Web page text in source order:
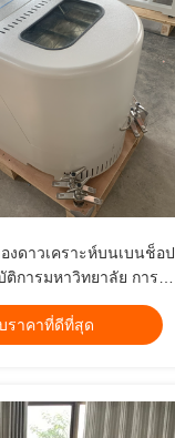
งดาวเคราะห์บนเบนช็อป
การมหาวิทยาลัย การบด
ทางวิทยาศาสตร์
ราคาที่ดีที่สุด